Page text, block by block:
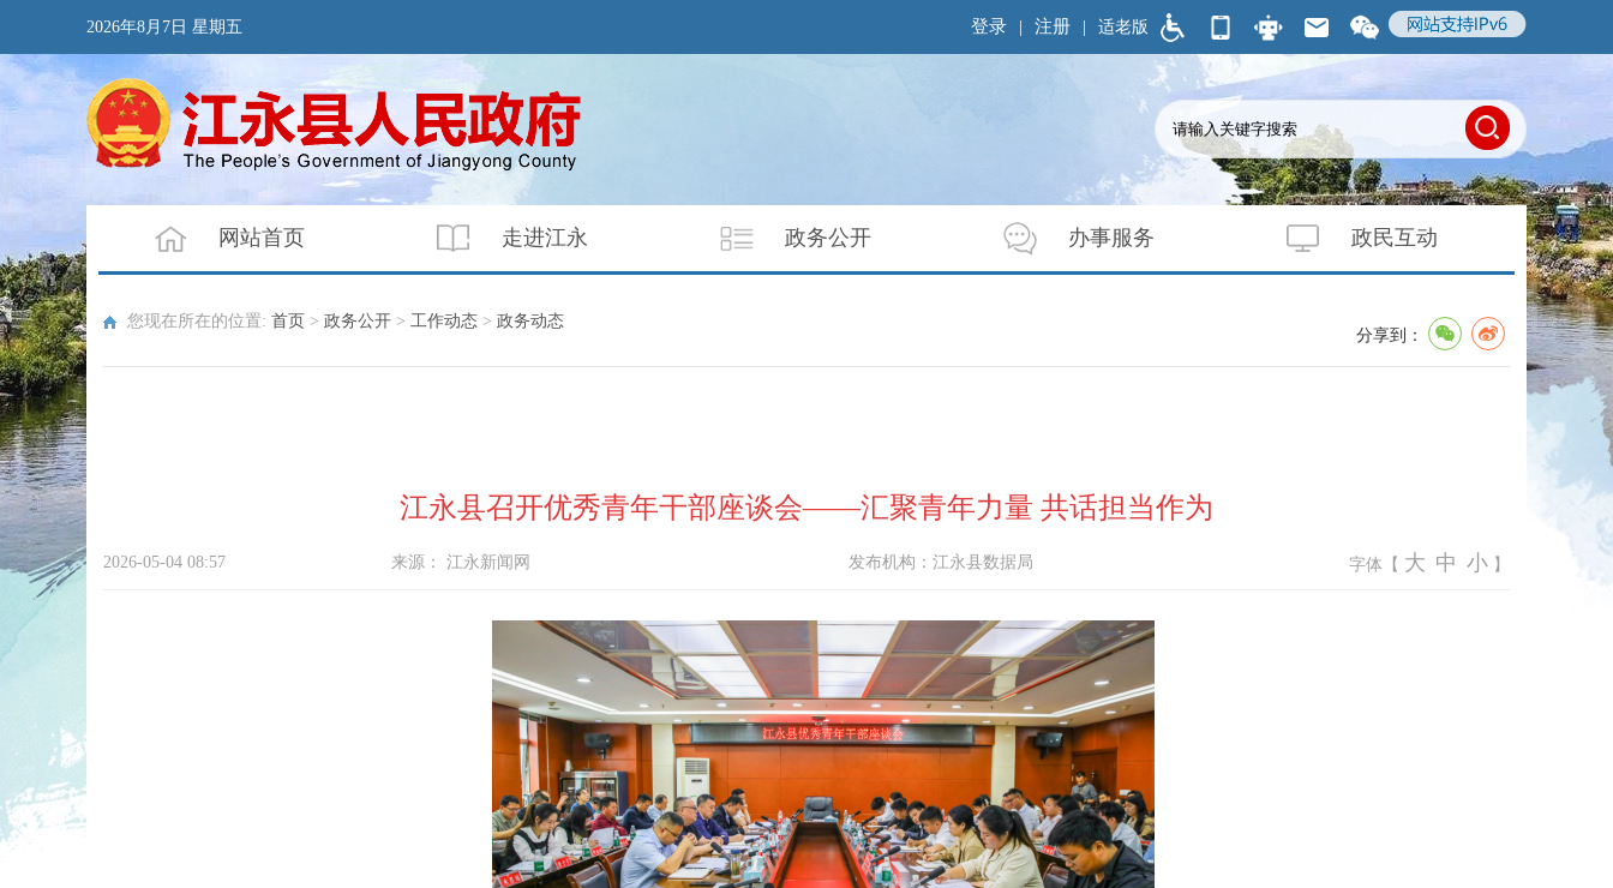
2026年8月7日 星期五 适老版
登录 | 注册 |
网站首页 走进江永 政务公开 办事服务 政民互动
您现在所在的位置: 首页 > 政务公开 > 工作动态 > 政务动态
分享到：
江永县召开优秀青年干部座谈会——汇聚青年力量 共话担当作为
2026-05-04 08:57 来源：江永新闻网 发布机构：江永县数据局 字体【 大 中 小 】